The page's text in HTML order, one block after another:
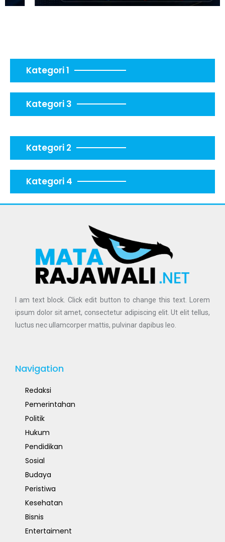
Kategori 1
Kategori 3
Kategori 2
Kategori 4
I am text block. Click edit button to change this text. Lorem
ipsum dolor sit amet, consectetur adipiscing elit. Ut elit tellus,
luctus nec ullamcorper mattis, pulvinar dapibus leo.
Navigation
Redaksi
Pemerintahan
Politik
Hukum
Pendidikan
Sosial
Budaya
Peristiwa
Kesehatan
Bisnis
Entertaiment